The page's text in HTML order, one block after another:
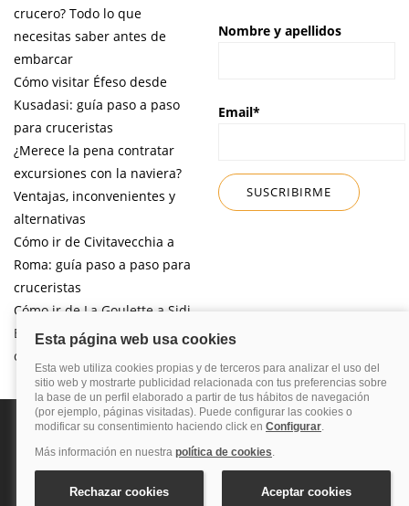
crucero? Todo lo que
necesitas saber antes de
embarcar
Cómo visitar Éfeso desde
Kusadasi: guía paso a paso
para cruceristas
¿Merece la pena contratar
excursiones con la naviera?
Ventajas, inconvenientes y
alternativas
Cómo ir de Civitavecchia a
Roma: guía paso a paso para
cruceristas
Cómo ir de La Goulette a Sidi
Bou Said por libre desde tu
crucero
Nombre y apellidos
Email*
Política de cookies
© 2026 Blog Cruceros – Guía de cruceros. Todos los derechos reservados.